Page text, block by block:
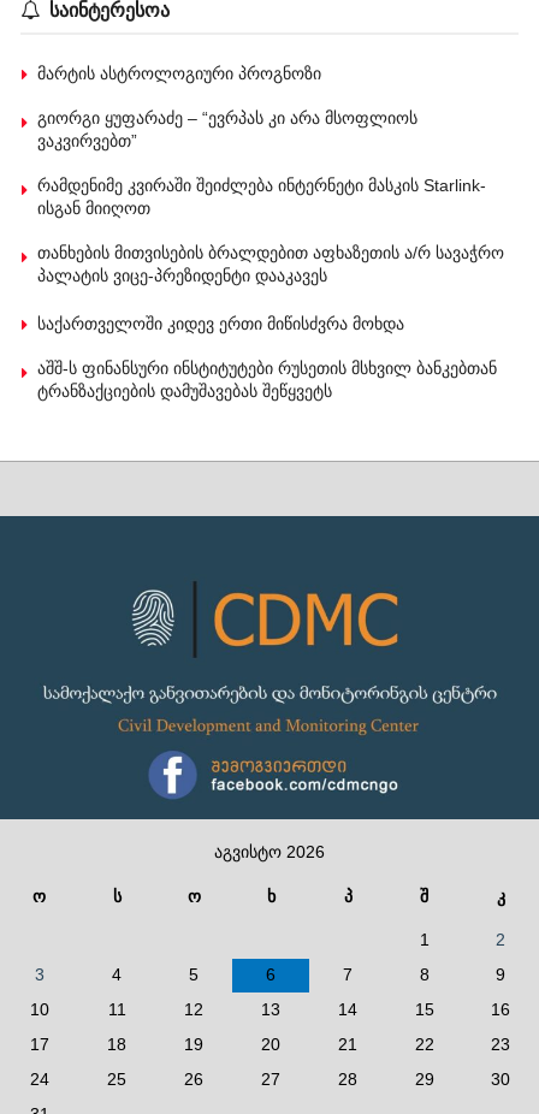
საინტერესოა
მარტის ასტროლოგიური პროგნოზი
გიორგი ყუფარაძე – “ევრპას კი არა მსოფლიოს
ვაკვირვებთ”
რამდენიმე კვირაში შეიძლება ინტერნეტი მასკის Starlink-
ისგან მიიღოთ
თანხების მითვისების ბრალდებით აფხაზეთის ა/რ სავაჭრო
პალატის ვიცე-პრეზიდენტი დააკავეს
საქართველოში კიდევ ერთი მიწისძვრა მოხდა
აშშ-ს ფინანსური ინსტიტუტები რუსეთის მსხვილ ბანკებთან
ტრანზაქციების დამუშავებას შეწყვეტს
აგვისტო 2026
ო ს ო ხ პ შ კ
1
2
3
4 5 6 7 8
9
10
11 12 13 14 15
16
17
18 19 20 21 22
23
24
25 26 27 28 29
30